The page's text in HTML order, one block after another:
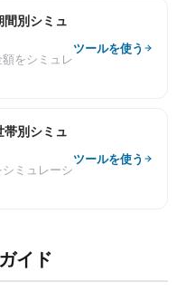
別シミュ
をシミュレ
ツールを使う
別シミュ
ミュレーシ
ツールを使う
イド